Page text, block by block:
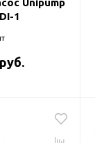
Unipump
1